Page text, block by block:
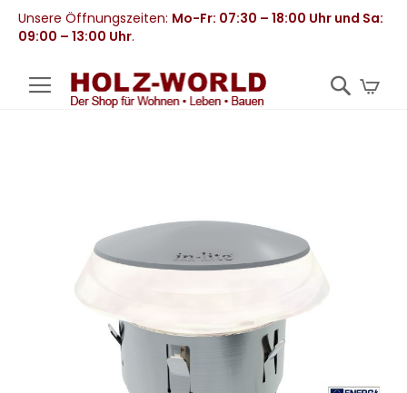
Unsere Öffnungszeiten: Mo-Fr: 07:30 – 18:00 Uhr und Sa:
09:00 – 13:00 Uhr.